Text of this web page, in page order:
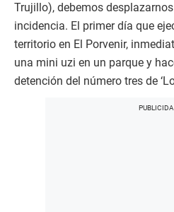
Trujillo), debemos
incidencia. El primer día que
territorio en El Porvenir,
una mini uzi en un parque y
detención del número tres de